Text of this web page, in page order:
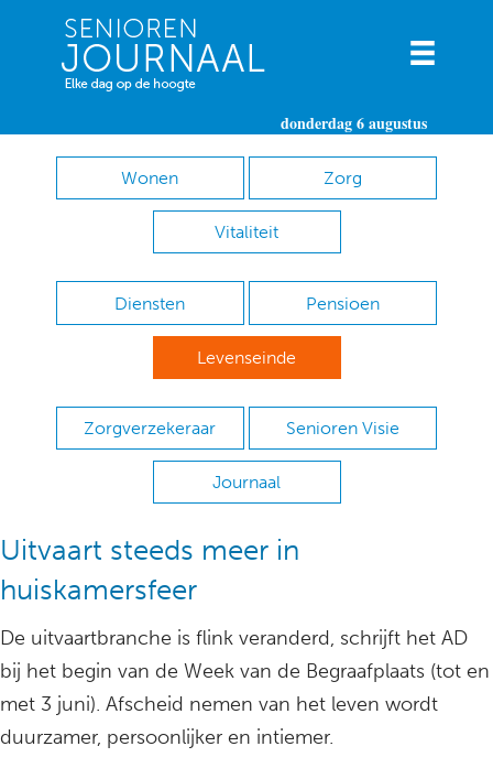
donderdag 6 augustus
Wonen Zorg
Vitaliteit
Diensten Pensioen
Levenseinde
Zorgverzekeraar Senioren Visie
Journaal
Uitvaart steeds meer in
huiskamersfeer
De uitvaartbranche is flink veranderd, schrijft het AD
bij het begin van de Week van de Begraafplaats (tot en
met 3 juni). Afscheid nemen van het leven wordt
duurzamer, persoonlijker en intiemer.